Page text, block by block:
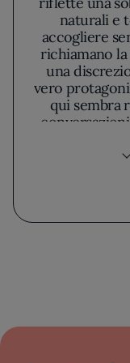
naturali e
accogliere
richiamano
una
vero
qui sembra
complice che
accompagna
alveolata,